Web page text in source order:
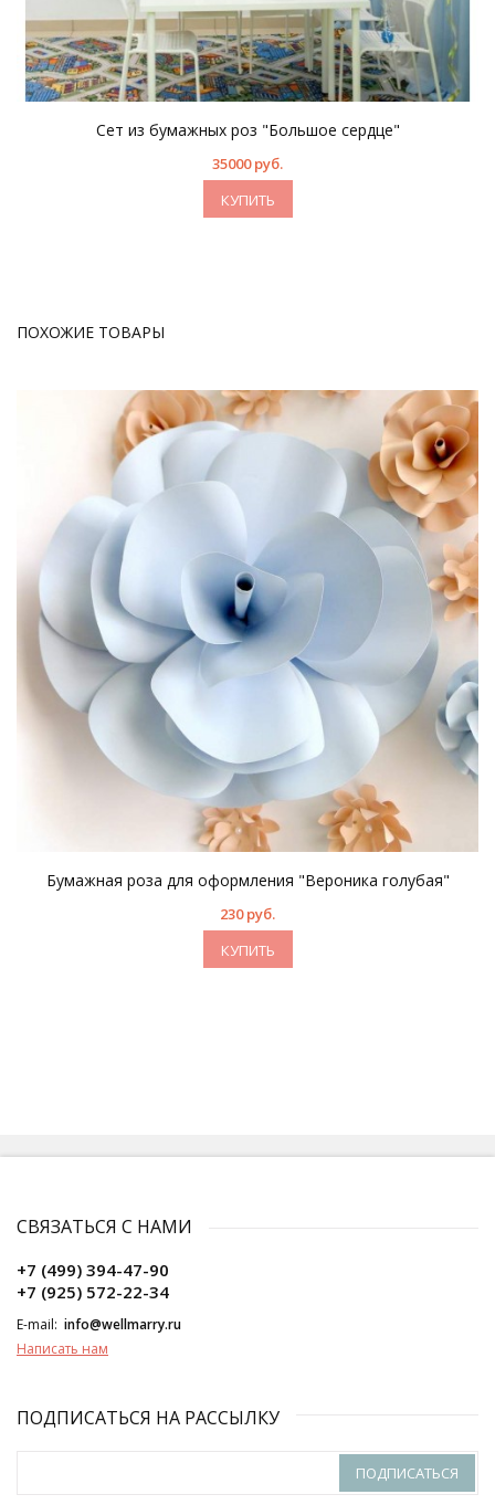
Сет из бумажных роз "Большое сердце"
35000 руб.
КУПИТЬ
ПОХОЖИЕ ТОВАРЫ
Бумажная роза для оформления "Вероника голубая"
230 руб.
КУПИТЬ
СВЯЗАТЬСЯ С НАМИ
+7 (499) 394-47-90
+7 (925) 572-22-34
E-mail: info@wellmarry.ru
Написать нам
ПОДПИСАТЬСЯ НА РАССЫЛКУ
ПОДПИСАТЬСЯ